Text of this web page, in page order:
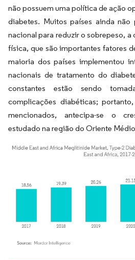
não possuem uma política de ação
diabetes. Muitos países ainda não
nacional para reduzir o sobrepeso,
física, que são importantes fatores
maioria dos países implementou
nacionais de tratamento do
constantes estão sendo
complicações diabéticas;
mencionados, antecipa-se o
estudado na região do Oriente